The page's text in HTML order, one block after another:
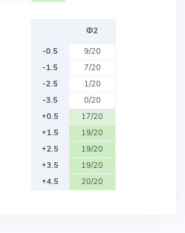
Ф2
-0.5
9/20
-1.5
7/20
-2.5
1/20
-3.5
0/20
+0.5
17/20
+1.5
19/20
+2.5
19/20
+3.5
19/20
+4.5
20/20